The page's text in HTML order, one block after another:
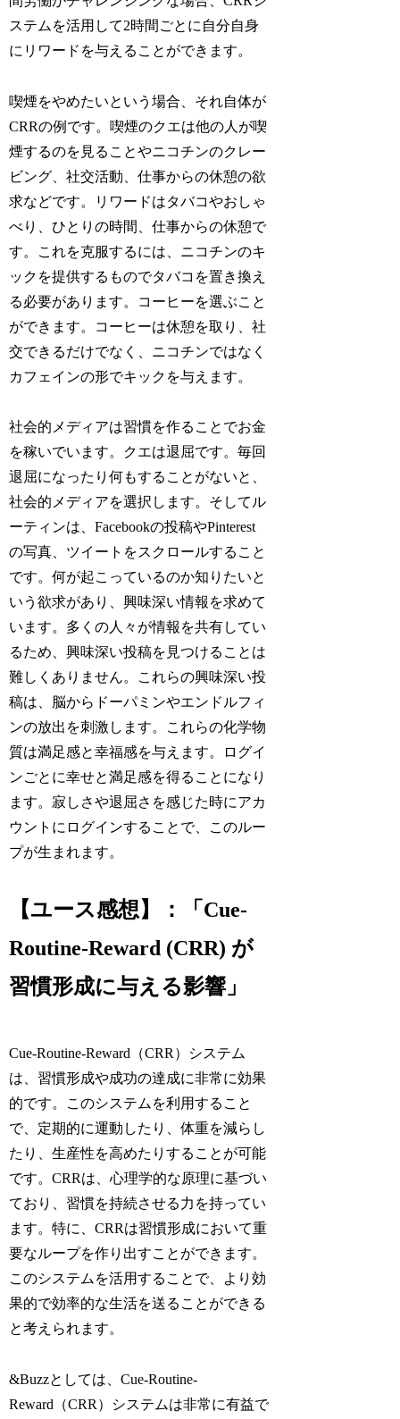
ステムを活用して2時間ごとに自分自身
にリワードを与えることができます。
喫煙をやめたいという場合、それ自体が
CRRの例です。喫煙のクエは他の人が喫
煙するのを見ることやニコチンのクレー
ビング、社交活動、仕事からの休憩の欲
求などです。リワードはタバコやおしゃ
べり、ひとりの時間、仕事からの休憩で
す。これを克服するには、ニコチンのキ
ックを提供するものでタバコを置き換え
る必要があります。コーヒーを選ぶこと
ができます。コーヒーは休憩を取り、社
交できるだけでなく、ニコチンではなく
カフェインの形でキックを与えます。
社会的メディアは習慣を作ることでお金
を稼いでいます。クエは退屈です。毎回
退屈になったり何もすることがないと、
社会的メディアを選択します。そしてル
ーティンは、Facebookの投稿やPinterest
の写真、ツイートをスクロールすること
です。何が起こっているのか知りたいと
いう欲求があり、興味深い情報を求めて
います。多くの人々が情報を共有してい
るため、興味深い投稿を見つけることは
難しくありません。これらの興味深い投
稿は、脳からドーパミンやエンドルフィ
ンの放出を刺激します。これらの化学物
質は満足感と幸福感を与えます。ログイ
ンごとに幸せと満足感を得ることになり
ます。寂しさや退屈さを感じた時にアカ
ウントにログインすることで、このルー
プが生まれます。
【ユース感想】：「Cue-
Routine-Reward (CRR) が
習慣形成に与える影響」
Cue-Routine-Reward（CRR）システム
は、習慣形成や成功の達成に非常に効果
的です。このシステムを利用すること
で、定期的に運動したり、体重を減らし
たり、生産性を高めたりすることが可能
です。CRRは、心理学的な原理に基づい
ており、習慣を持続させる力を持ってい
ます。特に、CRRは習慣形成において重
要なループを作り出すことができます。
このシステムを活用することで、より効
果的で効率的な生活を送ることができる
と考えられます。
&Buzzとしては、Cue-Routine-
Reward（CRR）システムは非常に有益で